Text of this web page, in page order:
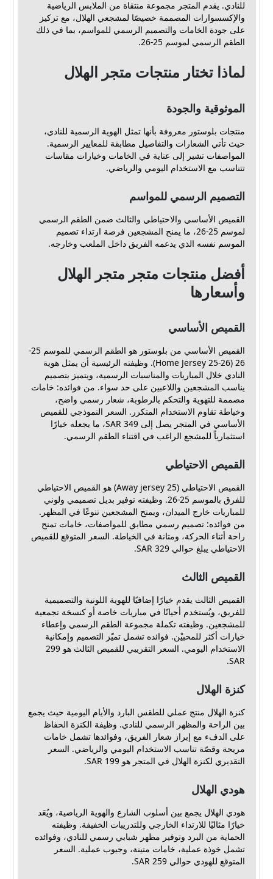
للنادي. يقدم المتجر مجموعة منتقاة من الملابس الرياضية
والإكسسوارات المصممة خصيصًا لمشجعي الهلال، مع تركيز
على جودة الخامات والتصميم الرسمي للمواسم، بما في ذلك
الطقم الرسمي لموسم 25-26.
لماذا تختار منتجات متجر الهلال
الموثوقية والجودة
منتجات بلوستور معروفة بأنها تمثل الهوية الرسمية للنادي،
حيث تأتي الشعارات والتفاصيل مطابقة للمعايير الرسمية.
المواصفات تشير إلى عناية في الخامات وخيارات مقاسات
تتناسب مع الاستخدام اليومي والرياضي.
التصميم الرسمي للمواسم
القميص الأساسي والاحتياطي والثالث ضمن الطقم الرسمي
لموسم 25-26، ما يمنح المشجعين فرصة ارتداء تصميم
الموسم نفسه الذي يدعمه الفريق داخل الملعب وخارجه.
أفضل منتجات متجر متجر الهلال
وأسعارها
القميص الأساسي
القميص الأساسي من بلوستور هو الطقم الرسمي للموسم 25-
26 (Home Jersey 25-26). وظيفته الرئيسية أن يمثل هوية
النادي خلال المباريات والمناسبات الرسمية، ويتميز بتصميم
يناسب المشجعين واللاعبين على حد سواء. من فوائده: خامات
مصممة للتهوية والتحكم بالرطوبة، شعار رسمي واضح،
وخياطة تقاوم الاستخدام المتكرر. السعر النموذجي للقميص
الأساسي في المتجر يصل إلى 349 SAR، ما يجعله خيارًا
استثمارياً للمشجع الراغب في اقتناء الطقم الرسمي.
القميص الاحتياطي
القميص الاحتياطي (Away jersey 25) هو القميص الاحتياطي
للفرق بالموسم 25-26. وظيفته توفير بديل تصميمي ولوني
للمباريات خارج الميدان، ويمنح المشجعين تنوعًا في المظهر.
من فوائده: تصميم رسمي مطابق للمواصفات، خامات تمنح
راحة أثناء الحركة، ومتانة في الخياطة. السعر المتوقع للقميص
الاحتياطي يبلغ حوالي 329 SAR.
القميص الثالث
القميص الثالث يقدم خيارًا إضافيًا للهوية اللونية والتصميمية
للفريق، ويُستخدم أحيانًا في مباريات خاصة أو كنسخة تجمعية
للمشجعين. وظيفته تكملة مجموعة الطقم الرسمي وإعطاء
خيارات أكثر للمحبيْن. فوائده تشمل تميّز التصميم وإمكانية
الاستخدام اليومي. السعر التقريبي للقميص الثالث هو 299
SAR.
كنزة الهلال
كنزة الهلال منتج عملي للطقس البارد والأيام اليومية حيث يجمع
بين الراحة والمظهر الرسمي للنادي. وظيفة الكنزة الحفاظ
على الدفء مع إبراز شعار الفريق، وفوائدها تشمل خامات
مريحة وقصّة تناسب الاستخدام اليومي والرياضي. السعر
التقديري لكنزة الهلال في المتجر هو 199 SAR.
هودي الهلال
هودي الهلال يجمع بين أسلوب الشارع والهوية الرياضية، ويُعَد
خيارًا مثاليًا للارتداء الخارجي وللتدريبات الخفيفة. وظيفته
الحماية من البرد وتوفير مظهر شبابي رسمي للنادي، وفوائده
تشمل خوذة عملية، خامات متينة، وجيوب عملية. السعر
المتوقع للهودي حوالي 259 SAR.